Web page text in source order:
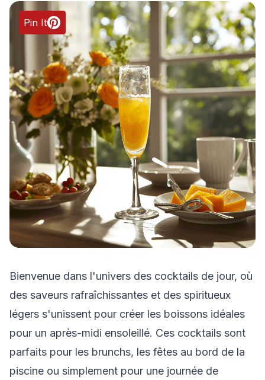
Pin It
Bienvenue dans l'univers des cocktails de jour, où
des saveurs rafraîchissantes et des spiritueux
légers s'unissent pour créer les boissons idéales
pour un après-midi ensoleillé. Ces cocktails sont
parfaits pour les brunchs, les fêtes au bord de la
piscine ou simplement pour une journée de